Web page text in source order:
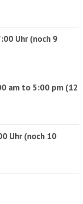
Uhr (noch 9
am to 5:00 pm (12
Uhr (noch 10